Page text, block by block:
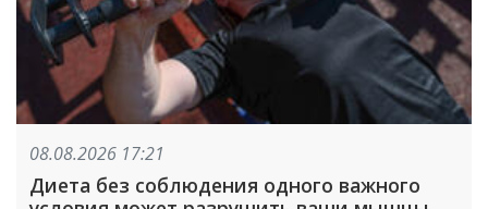
08.08.2026 17:21
Диета без соблюдения одного важного